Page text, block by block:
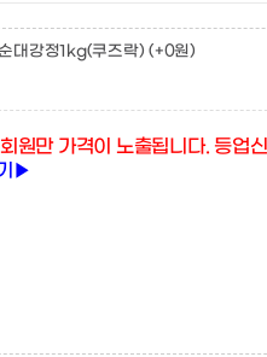
대강정1kg(쿠즈락) (+0원)
원만 가격이 노출됩니다. 등업
▶